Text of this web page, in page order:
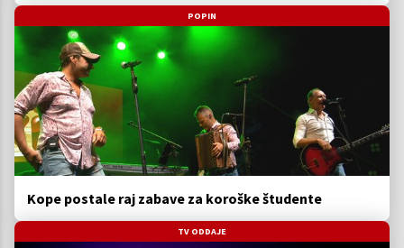
POPIN
Kope postale raj zabave za koroške študente
TV ODDAJE